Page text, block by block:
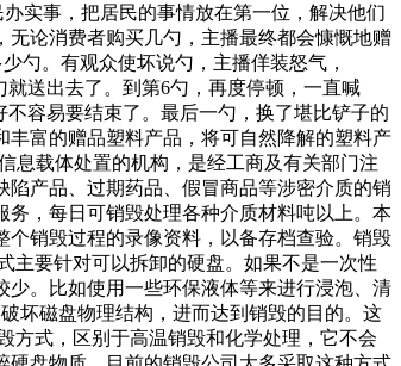
实事，把居民的事情放在第一位，解决他们
论消费者购买几勺，主播最终都会慷慨地赠
勺。有观众使坏说勺，主播佯装怒气，
送出去了。到第6勺，再度停顿，一直喊
不容易要结束了。最后一勺，换了堪比铲子的
富的赠品塑料产品，将可自然降解的塑料产
息载体处置的机构，是经工商及有关部门注
产品、过期药品、假冒商品等涉密介质的销
，每日可销毁处理各种介质材料吨以上。本
销毁过程的录像资料，以备存档查验。销毁
主要针对可以拆卸的硬盘。如果不是一次性
。比如使用一些环保液体等来进行浸泡、清
坏磁盘物理结构，进而达到销毁的目的。这
方式，区别于高温销毁和化学处理，它不会